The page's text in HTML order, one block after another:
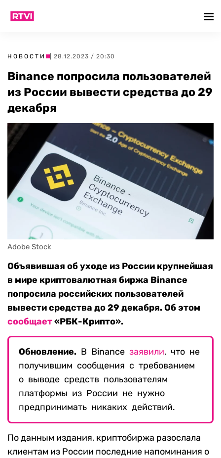
НОВОСТИ | 28.12.2023 / 20:30
Binance попросила пользователей
из России вывести средства до 29
декабря
Adobe Stock
Объявившая об уходе из России крупнейшая
в мире криптовалютная биржа Binance
попросила российских пользователей
вывести средства до 29 декабря. Об этом
сообщает«РБК-Крипто».
Обновление. В Binance заявили, что не
получившим сообщения с требованием
о выводе средств пользователям
платформы из России не нужно
предпринимать никаких действий.
По данным издания, криптобиржа разослала
клиентам из России последние напоминания о